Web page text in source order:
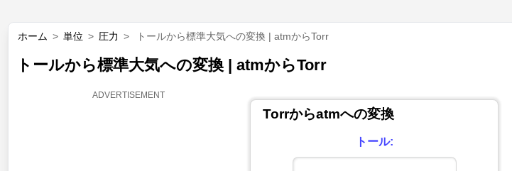
ホーム > 単位 > 圧力 > トールから標準大気への変換 | atmからTorr
トールから標準大気への変換 | atmからTorr
Torrからatmへの変換
トール: